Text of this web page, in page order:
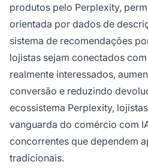
produtos pelo Perplexity,
orientada por dados de
sistema de recomendações
lojistas sejam conectados
realmente interessados,
conversão e reduzindo
ecossistema Perplexity,
vanguarda do comércio com
concorrentes que dependem
tradicionais.